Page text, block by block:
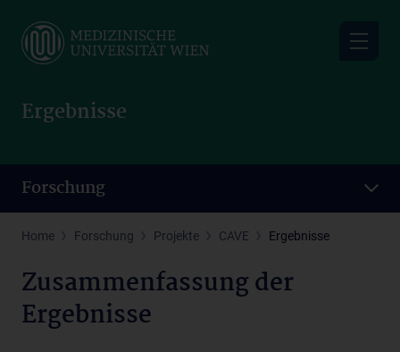
main
Ergebnisse
Forschung
Home Forschung Projekte CAVE Ergebnisse
Zusammenfassung der
Ergebnisse